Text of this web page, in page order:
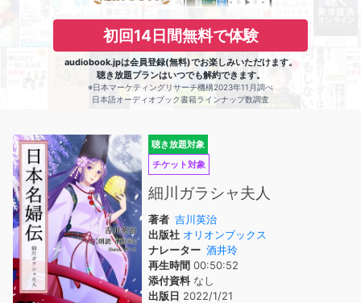
初回14日間無料で体験
audiobook.jpは会員登録(無料)でお楽しみいただけます。
聴き放題プランはいつでも解約できます。
※日本マーケティングリサーチ機構2023年11月調べ
日本語オーディオブック書籍ラインナップ数調査
聴き放題対象
チケット対象
細川ガラシャ夫人
著者 吉川英治
出版社 オリオンブックス
ナレーター 酒井玲
再生時間 00:50:52
添付資料なし
出版日 2022/1/21